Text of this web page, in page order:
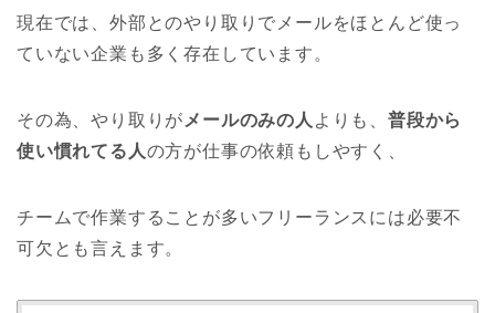
現在では、外部とのやり取りでメールをほとんど使っ
ていない企業も多く存在しています。
その為、やり取りが メールのみの人 よりも、普段から
使い慣れてる人の方が仕事の依頼もしやすく、
チームで作業することが多いフリーランスには必要不
可欠とも言えます。